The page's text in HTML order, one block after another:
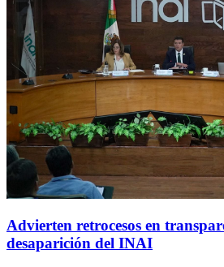
Advierten retrocesos en
desaparición del INAI